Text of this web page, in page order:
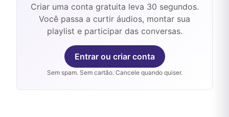
Criar uma conta gratuita leva 30 segundos.
Você passa a curtir áudios, montar sua
playlist e participar das conversas.
Entrar ou criar conta
Sem spam. Sem cartão. Cancele quando quiser.